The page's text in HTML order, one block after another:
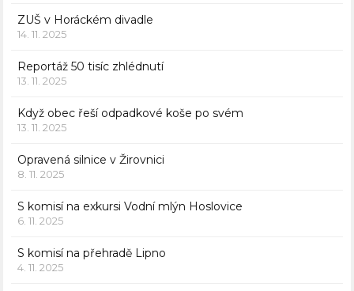
ZUŠ v Horáckém divadle
14. 11. 2025
Reportáž 50 tisíc zhlédnutí
13. 11. 2025
Když obec řeší odpadkové koše po svém
13. 11. 2025
Opravená silnice v Žirovnici
8. 11. 2025
S komisí na exkursi Vodní mlýn Hoslovice
6. 11. 2025
S komisí na přehradě Lipno
4. 11. 2025